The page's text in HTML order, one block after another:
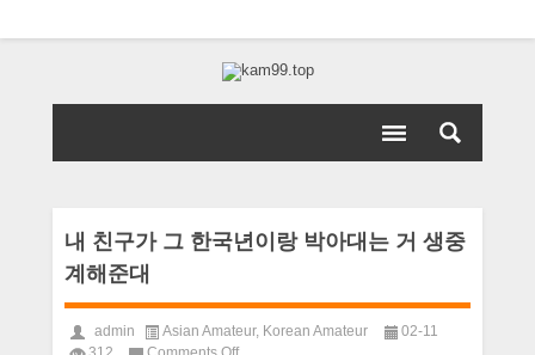
내 친구가 그 한국년이랑 박아대는 거 생중
계해준대
admin Asian Amateur, Korean Amateur
02-11
on